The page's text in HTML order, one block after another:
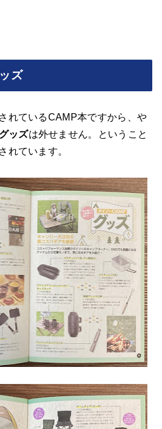
ズ
れているCAMP本ですから、や
ッズは外せません。ということ
れています。